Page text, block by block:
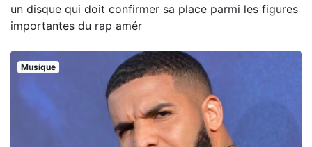
un disque qui doit confirmer sa place parmi les figures
importantes du rap amér
Musique